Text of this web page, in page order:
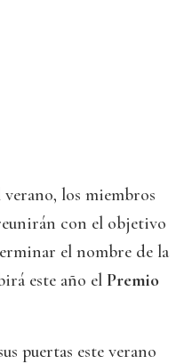
los miembros
con el objetivo
el nombre de la
este año el Premio
puertas este verano